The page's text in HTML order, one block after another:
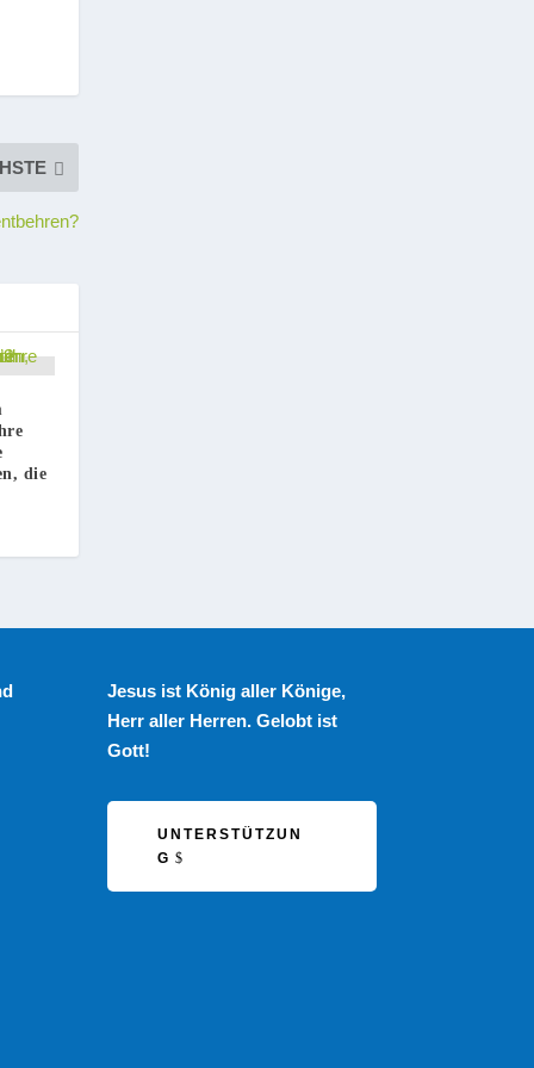
die
Jesus ist König aller Könige,
Herr aller Herren. Gelobt ist
Gott!
UNTERSTÜTZUN
G